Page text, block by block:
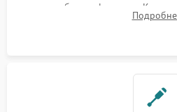
патрубках и фильтрах.
управления, восстановление